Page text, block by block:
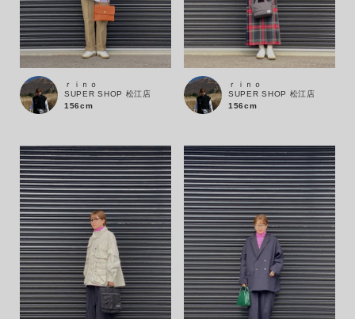
ｒｉｎｏ
SUPER SHOP 松江店
156cm
ｒｉｎｏ
SUPER SHOP 松江店
156cm